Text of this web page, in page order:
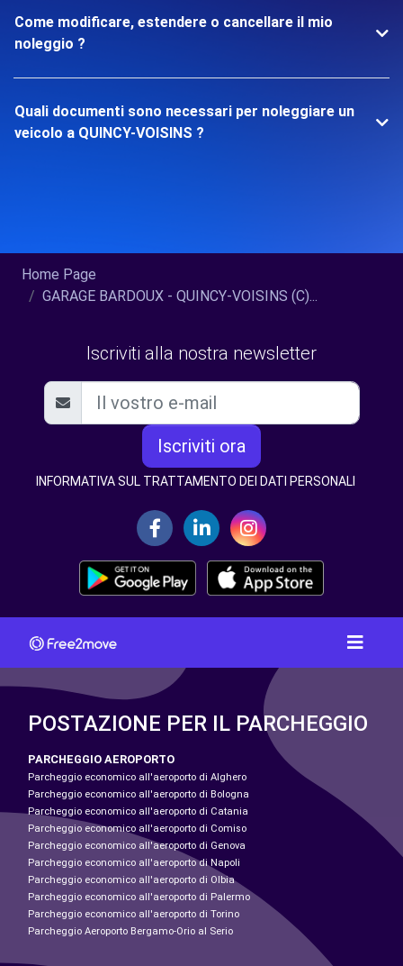
Come modificare, estendere o cancellare il mio
noleggio ?
Quali documenti sono necessari per noleggiare un
veicolo a QUINCY-VOISINS ?
Home Page
GARAGE BARDOUX - QUINCY-VOISINS (C)...
Iscriviti alla nostra newsletter
Iscriviti ora
INFORMATIVA SUL TRATTAMENTO DEI DATI PERSONALI
POSTAZIONE PER IL PARCHEGGIO
PARCHEGGIO AEROPORTO
Parcheggio economico all'aeroporto di Alghero
Parcheggio economico all'aeroporto di Bologna
Parcheggio economico all'aeroporto di Catania
Parcheggio economico all'aeroporto di Comiso
Parcheggio economico all'aeroporto di Genova
Parcheggio economico all'aeroporto di Napoli
Parcheggio economico all'aeroporto di Olbia
Parcheggio economico all'aeroporto di Palermo
Parcheggio economico all'aeroporto di Torino
Parcheggio Aeroporto Bergamo-Orio al Serio